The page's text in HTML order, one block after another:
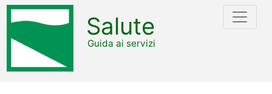
Salute
Guida ai servizi